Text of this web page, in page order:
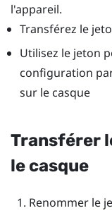
l'appareil.
Transférez le
Utilisez le jeton
configuration
sur le casque
Transférer
le casque
Renommer le